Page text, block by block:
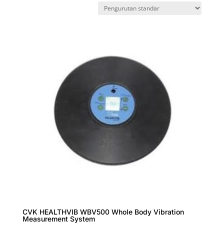
CVK HEALTHVIB WBV500 Whole Body Vibration
Measurement System